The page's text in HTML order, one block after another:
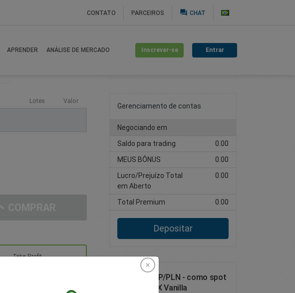
CONTATO PARCEIROS question_answer CHAT
APRENDER ANÁLISE DE MERCADO Inscrever-se Entrar
Lotes Valor
Take Profit
Criar Conta de Trading
Gerenciamento de contas
Negociando em
Saldo para trading
0.00
MEUS BÔNUS
0.00
Lucro/Prejuízo Total
em Aberto
0.00
Total Premium 0.00
Depositar
Negocie GBP/PLN - como spot
ou opção FX Vanilla